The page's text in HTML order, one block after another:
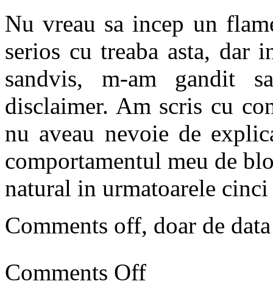
Nu vreau sa incep un
serios cu treaba asta, dar
sandvis, m-am gandit
disclaimer. Am scris cu
nu aveau nevoie de
comportamentul meu de
natural in urmatoarele
Comments off, doar de
Comments Offon
my